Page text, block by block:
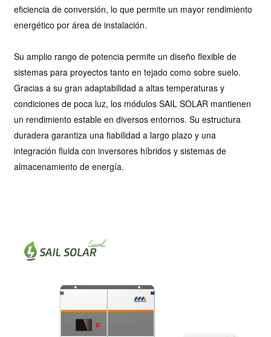
eficiencia de conversión, lo que permite un mayor rendimiento
energético por área de instalación.
Su amplio rango de potencia permite un diseño flexible de
sistemas para proyectos tanto en tejado como sobre suelo.
Gracias a su gran adaptabilidad a altas temperaturas y
condiciones de poca luz, los módulos SAIL SOLAR mantienen
un rendimiento estable en diversos entornos. Su estructura
duradera garantiza una fiabilidad a largo plazo y una
integración fluida con inversores híbridos y sistemas de
almacenamiento de energía.